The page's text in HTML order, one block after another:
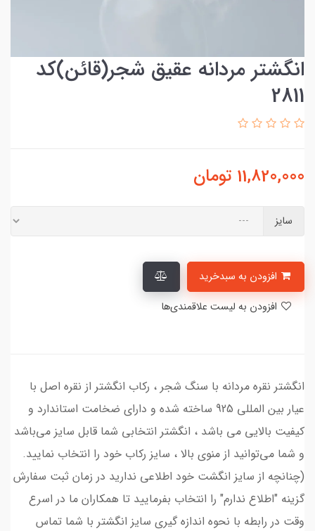
انگشتر مردانه عقیق شجر(قائن)کد
2811
11,820,000 تومان
سایز
انگشتر نقره مردانه با سنگ شجر ، رکاب انگشتر از نقره اصل با
عیار بین المللی 925 ساخته شده و دارای ضخامت استاندارد و
کیفیت بالایی می‌ باشد ، انگشتر انتخابی شما قابل سایز می‌باشد
و شما می‌توانید از منوی بالا ، سایز رکاب خود را انتخاب نمایید.
(چنانچه از سایز انگشت خود اطلاعی ندارید در زمان ثبت سفارش
گزینه "اطلاع ندارم" را انتخاب بفرمایید تا همکاران ما در اسرع
وقت در رابطه با نحوه اندازه گیری سایز انگشتر با شما تماس